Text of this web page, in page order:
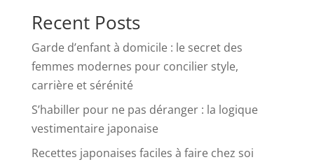
Recent Posts
Garde d’enfant à domicile : le secret des
femmes modernes pour concilier style,
carrière et sérénité
S’habiller pour ne pas déranger : la logique
vestimentaire japonaise
Recettes japonaises faciles à faire chez soi